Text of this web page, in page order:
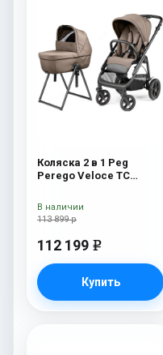
Коляска 2 в 1 Peg
Perego Veloce TC
New
113 899 р
112 199 e
Купить
В наличии